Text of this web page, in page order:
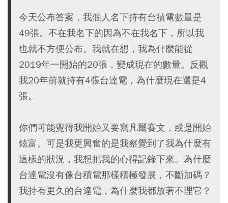
今天公布答案，我個人名下持有台積電數量是
49張。不在我名下的因為不在我名下，所以我
也就不方便公布。我就在想，我為什麼能從
2019年一開始的20張，變成現在的數量。反觀
我20年前就持有4張台達電，為什麼現在還是4
張。
你們可能覺得我開始又要寫凡爾賽文，或是開始
炫富。可是我更興奮的是我察覺到了我為什麼有
這樣的狀況，我想把我的心得記錄下來。為什麼
台達電沒有像台積電那樣積極發展，不斷加碼？
我持有更久的台達電，為什麼我都放著不理它？